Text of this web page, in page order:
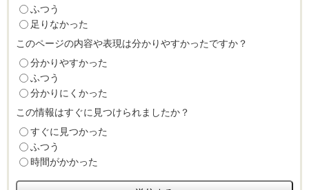
ふつう
足りなかった
このページの内容や表現は分かりやすかったですか？
分かりやすかった
ふつう
分かりにくかった
この情報はすぐに見つけられましたか？
すぐに見つかった
ふつう
時間がかかった